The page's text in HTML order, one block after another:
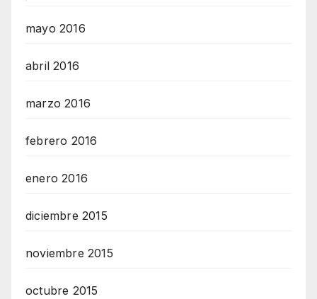
mayo 2016
abril 2016
marzo 2016
febrero 2016
enero 2016
diciembre 2015
noviembre 2015
octubre 2015